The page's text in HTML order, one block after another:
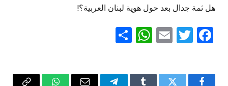
هل ثمة جدال بعد حول هوية لبنان العربية؟!
Facebook
Twitter
Email
WhatsApp